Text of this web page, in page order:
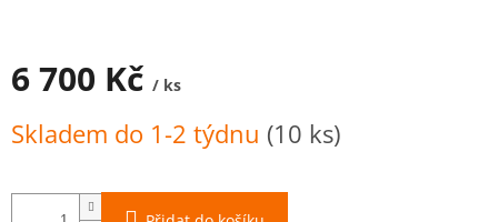
6 700 Kč / ks
cena:
Skladem do 1-2 týdnu (10 ks)